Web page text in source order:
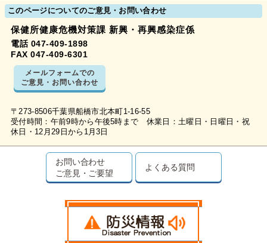
このページについてのご意見・お問い合わせ
保健所健康危機対策課 新興・再興感染症係
電話 047-409-1898
FAX 047-409-6301
メールフォームでの
ご意見・お問い合わせ
〒273-8506千葉県船橋市北本町1-16-55
受付時間：午前9時から午後5時まで 休業日：土曜日・日曜日・祝
休日・12月29日から1月3日
お問い合わせ
ご意見・ご要望
よくある質問